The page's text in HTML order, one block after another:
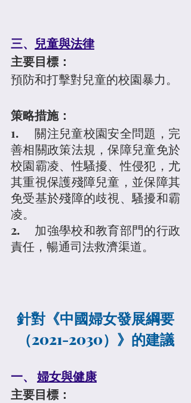
三、 兒童與法律
主要目標：
預防和打擊對兒童的校園暴力。
策略措施：
1.	關注兒童校園安全問題，完
善相關政策法規，保障兒童免於
校園霸凌、性騷擾、性侵犯，尤
其重視保護殘障兒童，並保障其
免受基於殘障的歧視、騷擾和霸
凌。
2.	加強學校和教育部門的行政
責任，暢通司法救濟渠道。
針對《中國婦女發展綱要
（2021-2030）》的建議
一、 婦女與健康
主要目標：